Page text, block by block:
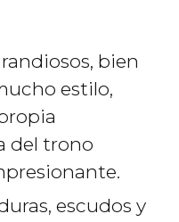
bien
estilo,
del trono
escudos y